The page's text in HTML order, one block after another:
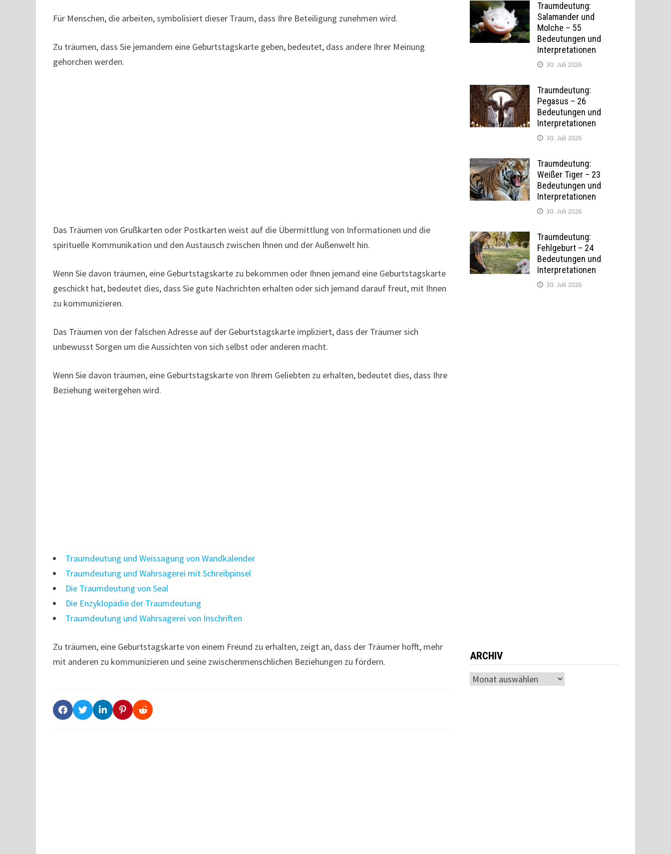
Für Menschen, die arbeiten, symbolisiert dieser Traum, dass Ihre Beteiligung zunehmen wird.
Zu träumen, dass Sie jemandem eine Geburtstagskarte geben, bedeutet, dass andere Ihrer Meinung
gehorchen werden.
Das Träumen von Grußkarten oder Postkarten weist auf die Übermittlung von Informationen und die
spirituelle Kommunikation und den Austausch zwischen Ihnen und der Außenwelt hin.
Wenn Sie davon träumen, eine Geburtstagskarte zu bekommen oder Ihnen jemand eine Geburtstagskarte
geschickt hat, bedeutet dies, dass Sie gute Nachrichten erhalten oder sich jemand darauf freut, mit Ihnen
zu kommunizieren.
Das Träumen von der falschen Adresse auf der Geburtstagskarte impliziert, dass der Träumer sich
unbewusst Sorgen um die Aussichten von sich selbst oder anderen macht.
Wenn Sie davon träumen, eine Geburtstagskarte von Ihrem Geliebten zu erhalten, bedeutet dies, dass Ihre
Beziehung weitergehen wird.
Traumdeutung und Weissagung von Wandkalender
Traumdeutung und Wahrsagerei mit Schreibpinsel
Die Traumdeutung von Seal
Die Enzyklopädie der Traumdeutung
Traumdeutung und Wahrsagerei von Inschriften
Zu träumen, eine Geburtstagskarte von einem Freund zu erhalten, zeigt an, dass der Träumer hofft, mehr
mit anderen zu kommunizieren und seine zwischenmenschlichen Beziehungen zu fördern.
Traumdeutung:
Salamander und
Molche – 55
Bedeutungen und
Interpretationen
30. Juli 2026
Traumdeutung:
Pegasus – 26
Bedeutungen und
Interpretationen
30. Juli 2026
Traumdeutung:
Weißer Tiger – 23
Bedeutungen und
Interpretationen
30. Juli 2026
Traumdeutung:
Fehlgeburt – 24
Bedeutungen und
Interpretationen
30. Juli 2026
ARCHIV
Archiv